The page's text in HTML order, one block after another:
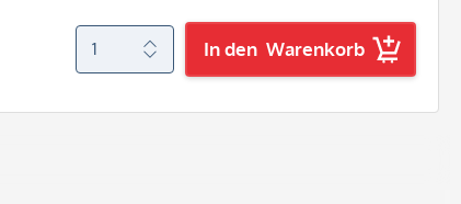
In den Warenkorb